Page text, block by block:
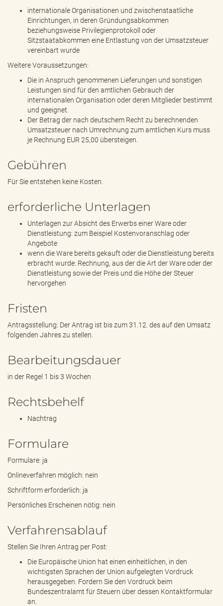
internationale Organisationen und zwischenstaatliche
Einrichtungen, in deren Gründungsabkommen
beziehungsweise Privilegienprotokoll oder
Sitzstaatabkommen eine Entlastung von der Umsatzsteuer
vereinbart wurde
Weitere Voraussetzungen:
Die in Anspruch genommenen Lieferungen und sonstigen
Leistungen sind für den amtlichen Gebrauch der
internationalen Organisation oder deren Mitglieder bestimmt
und geeignet.
Der Betrag der nach deutschem Recht zu berechnenden
Umsatzsteuer nach Umrechnung zum amtlichen Kurs muss
je Rechnung EUR 25,00 übersteigen.
Gebühren
Für Sie entstehen keine Kosten.
erforderliche Unterlagen
Unterlagen zur Absicht des Erwerbs einer Ware oder
Dienstleistung: zum Beispiel Kostenvoranschlag oder
Angebote
wenn die Ware bereits gekauft oder die Dienstleistung bereits
erbracht wurde: Rechnung, aus der die Art der Ware oder der
Dienstleistung sowie der Preis und die Höhe der Steuer
hervorgehen
Fristen
Antragsstellung: Der Antrag ist bis zum 31.12. des auf den Umsatz
folgenden Jahres zu stellen.
Bearbeitungsdauer
in der Regel 1 bis 3 Wochen
Rechtsbehelf
Nachtrag
Formulare
Formulare: ja
Onlineverfahren möglich: nein
Schriftform erforderlich: ja
Persönliches Erscheinen nötig: nein
Verfahrensablauf
Stellen Sie Ihren Antrag per Post:
Die Europäische Union hat einen einheitlichen, in den
wichtigsten Sprachen der Union aufgelegten Vordruck
herausgegeben. Fordern Sie den Vordruck beim
Bundeszentralamt für Steuern über dessen Kontaktformular
an.